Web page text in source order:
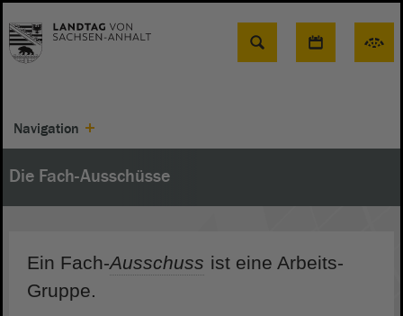
Suche
Navigation
Die Fach-Ausschüsse
Ein Fach-Ausschuss ist eine Arbeits-
Gruppe.